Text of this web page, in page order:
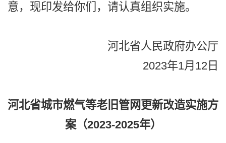
意，现印发给你们，请认真组织实施。
河北省人民政府办公厅
2023年1月12日
河北省城市燃气等老旧管网更新改造实施方
案（2023-2025年）